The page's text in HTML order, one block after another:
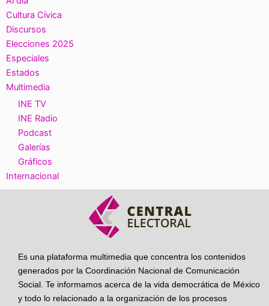
Cultura Cívica
Discursos
Elecciones 2025
Especiales
Estados
Multimedia
INE TV
INE Radio
Podcast
Galerías
Gráficos
Internacional
Es una plataforma multimedia que concentra los contenidos
generados por la Coordinación Nacional de Comunicación
Social. Te informamos acerca de la vida democrática de México
y todo lo relacionado a la organización de los procesos